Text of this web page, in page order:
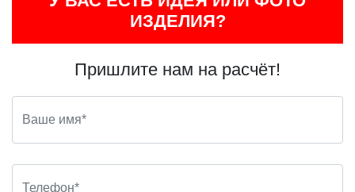
ИЗДЕЛИЯ?
Пришлите нам на расчёт!